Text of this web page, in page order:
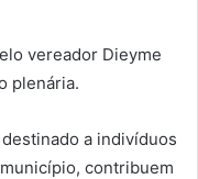
vereador Dieyme
plenária.
a indivíduos
contribuem